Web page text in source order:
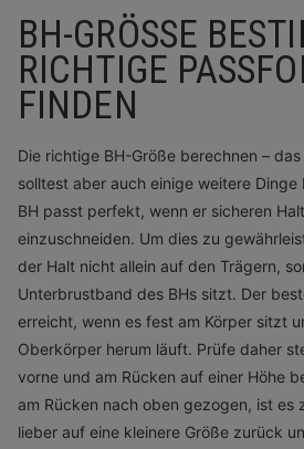
BH-GRÖSSE
ICHTIGE
INDEN
Die richtige BH-Größe berechnen –
solltest aber auch einige weitere Dinge
BH passt perfekt, wenn er sicheren
einzuschneiden. Um dies zu
der Halt nicht allein auf den Trägern,
Unterbrustband des BHs sitzt. Der
erreicht, wenn es fest am Körper sitzt
Oberkörper herum läuft. Prüfe daher
vorne und am Rücken auf einer Höhe
am Rücken nach oben gezogen, ist es
lieber auf eine kleinere Größe zurück